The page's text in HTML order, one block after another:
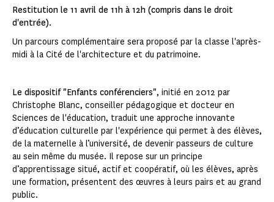
Restitution le 11 avril de 11h à 12h (compris dans le droit
d'entrée).
Un parcours complémentaire sera proposé par la classe l'après-
midi à la Cité de l'architecture et du patrimoine.
Le dispositif "Enfants conférenciers", initié en 2012 par
Christophe Blanc, conseiller pédagogique et docteur en
Sciences de l'éducation, traduit une approche innovante
d’éducation culturelle par l'expérience qui permet à des élèves,
de la maternelle à l’université, de devenir passeurs de culture
au sein même du musée. Il repose sur un principe
d’apprentissage situé, actif et coopératif, où les élèves, après
une formation, présentent des œuvres à leurs pairs et au grand
public.